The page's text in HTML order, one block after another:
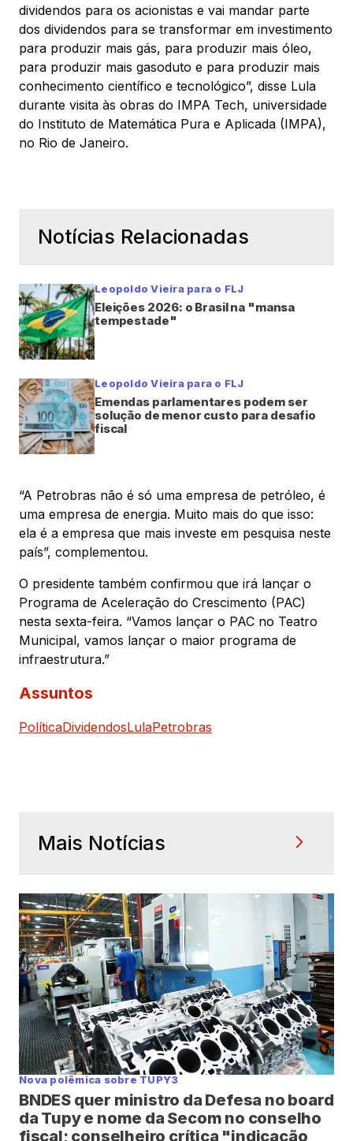
dividendos para os acionistas e vai mandar parte
dos dividendos para se transformar em investimento
para produzir mais gás, para produzir mais óleo,
para produzir mais gasoduto e para produzir mais
conhecimento científico e tecnológico”, disse Lula
durante visita às obras do IMPA Tech, universidade
do Instituto de Matemática Pura e Aplicada (IMPA),
no Rio de Janeiro.
Notícias Relacionadas
Leopoldo Vieira para o FLJ
Eleições 2026: o Brasil na "mansa
tempestade"
Leopoldo Vieira para o FLJ
Emendas parlamentares podem ser
solução de menor custo para desafio
fiscal
“A Petrobras não é só uma empresa de petróleo, é
uma empresa de energia. Muito mais do que isso:
ela é a empresa que mais investe em pesquisa neste
país”, complementou.
O presidente também confirmou que irá lançar o
Programa de Aceleração do Crescimento (PAC)
nesta sexta-feira. “Vamos lançar o PAC no Teatro
Municipal, vamos lançar o maior programa de
infraestrutura.”
Assuntos
PolíticaDividendosLulaPetrobras
Mais Notícias
Nova polêmica sobre TUPY3
BNDES quer ministro da Defesa no board
da Tupy e nome da Secom no conselho
fiscal; conselheiro crítica "indicação